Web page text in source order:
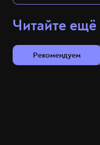
Читайте ещё
Рекомендуем